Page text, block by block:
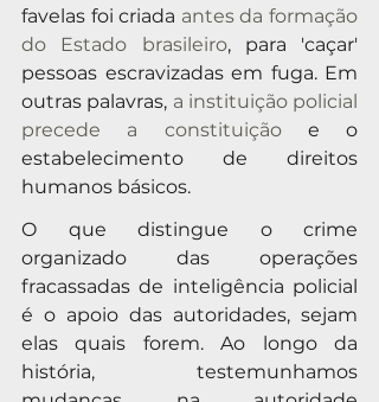
favelas foi criada antes da formação
do Estado brasileiro, para 'caçar'
pessoas escravizadas em fuga. Em
outras palavras, a instituição policial
precede a constituição e o
estabelecimento de direitos
humanos básicos.
O que distingue o crime
organizado das operações
fracassadas de inteligência policial
é o apoio das autoridades, sejam
elas quais forem. Ao longo da
história, testemunhamos